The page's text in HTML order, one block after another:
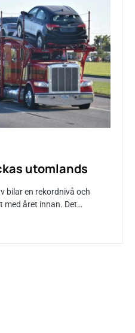
utomlands
bilar en rekordnivå och
med året innan. Det…